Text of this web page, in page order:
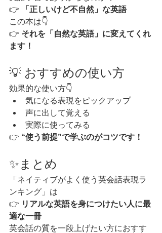
👉
「正しいけど不自然」な英語
この本は👇
👉 それを「自然な英語」に変えてくれ
ます！
💡 おすすめの使い方
効果的な使い方👇
気になる表現をピックアップ
声に出して覚える
実際に使ってみる
👉 “使う前提”で学ぶのがコツです！
✨まとめ
「ネイティブがよく使う英会話表現ラ
ンキング」は
👉 リアルな英語を身につけたい人に最
適な一冊
英会話の質を一段上げたい方におすす